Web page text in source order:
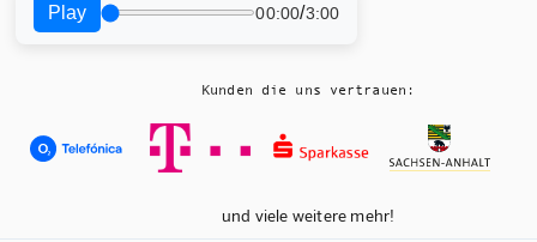
Play 00:00/3:00
Kunden die uns vertrauen:
und viele weitere mehr!